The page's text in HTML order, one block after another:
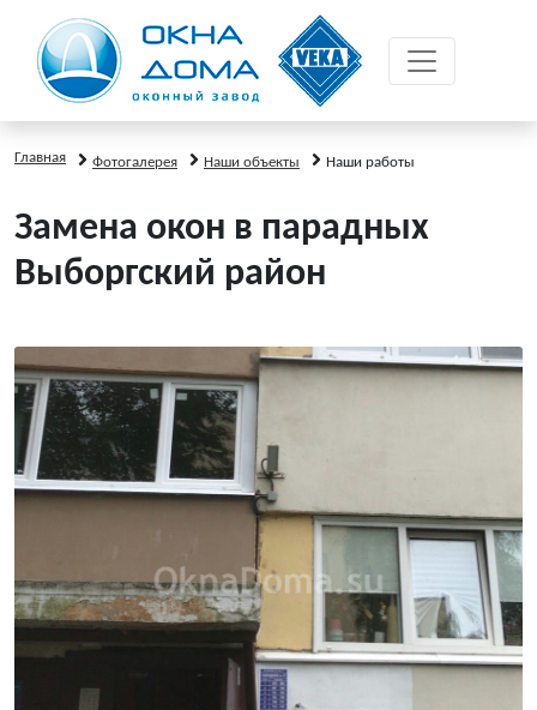
Главная Фотогалерея Наши объекты Наши работы
Замена окон в парадных
Выборгский район